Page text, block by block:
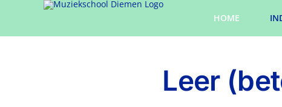
inhoud
HOME
Leer